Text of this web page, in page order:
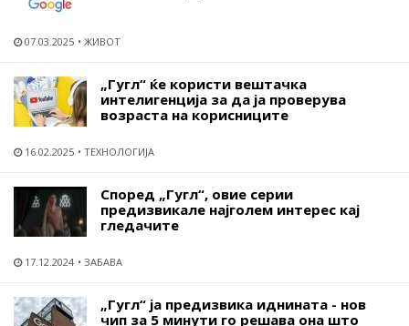
07.03.2025 ЖИВОТ
„Гугл“ ќе користи вештачка
интелигенција за да ја проверува
возраста на корисниците
16.02.2025 ТЕХНОЛОГИЈА
Според „Гугл“, овие серии
предизвикале најголем интерес кај
гледачите
17.12.2024 ЗАБАВА
„Гугл“ ја предизвика иднината - нов
чип за 5 минути го решава она што